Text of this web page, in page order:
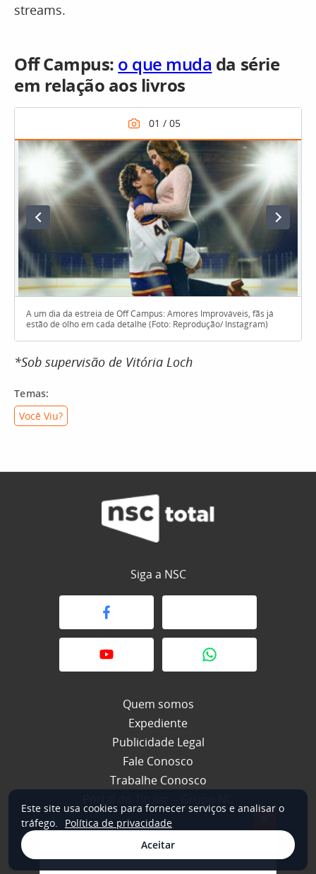
streams.
Off Campus: o que muda da série
em relação aos livros
A um dia da estreia de Off Campus: Amores Improváveis, fãs já
estão de olho em cada detalhe (Foto: Reprodução/ Instagram)
*Sob supervisão de Vitória Loch
Temas:
Você Viu?
Siga a NSC
Quem somos
Expediente
Publicidade Legal
Fale Conosco
Trabalhe Conosco
© 2026 NSC Total. Todos os direitos reservados.
Este site usa cookies para fornecer serviços e analisar o
tráfego.
Política de privacidade
Aceitar